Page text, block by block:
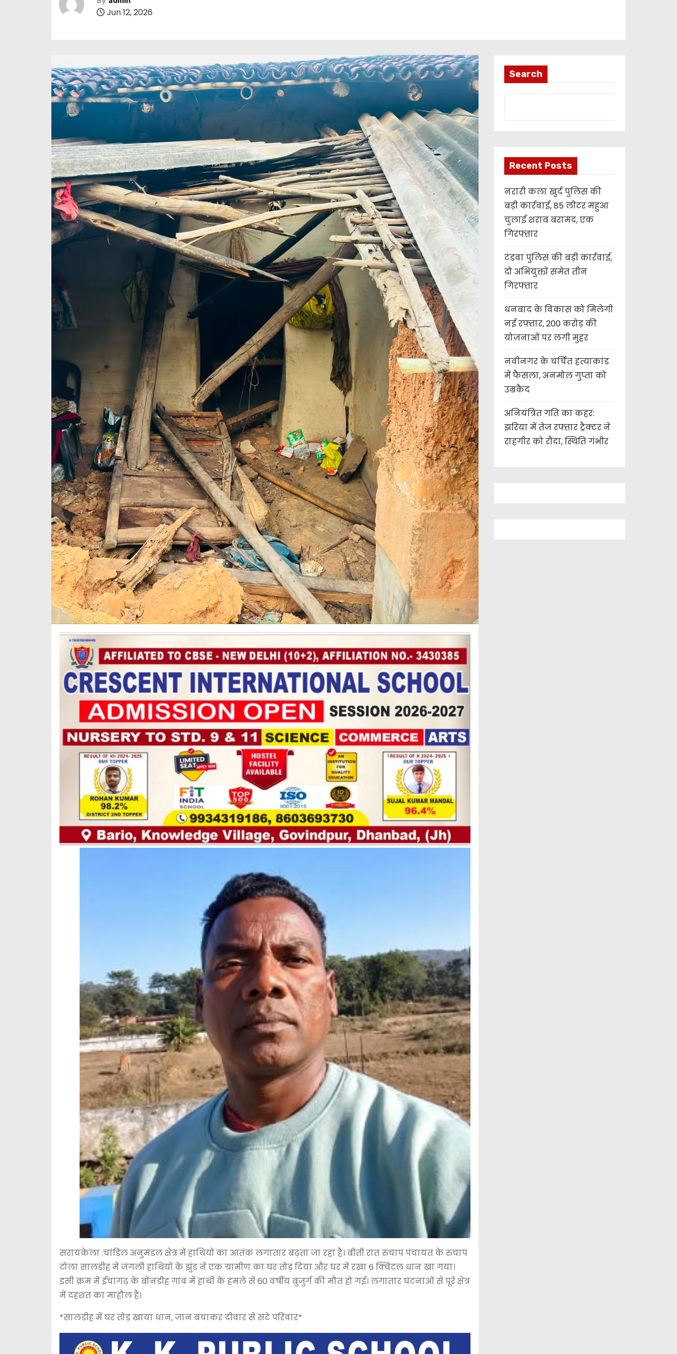
Jun 12, 2026
सरायकेला :चांडिल अनुमंडल क्षेत्र में हाथियों का आतंक लगातार बढ़ता जा रहा है। बीती रात रुचाप पंचायत के रुचाप
टोला सालडीह में जंगली हाथियों के झुंड ने एक ग्रामीण का घर तोड़ दिया और घर में रखा 6 क्विंटल धान खा गया।
इसी क्रम में ईचागढ़ के बोनडीह गांव में हाथी के हमले से 60 वर्षीय बुजुर्ग की मौत हो गई। लगातार घटनाओं से पूरे क्षेत्र
में दहशत का माहौल है।
*सालडीह में घर तोड़ खाया धान, जान बचाकर दीवार से सटे परिवार*
Search
Recent Posts
नरारी कला खुर्द पुलिस की
बड़ी कार्रवाई, 85 लीटर महुआ
चुलाई शराब बरामद, एक
गिरफ्तार
टंडवा पुलिस की बड़ी कार्रवाई,
दो अभियुक्तों समेत तीन
गिरफ्तार
धनबाद के विकास को मिलेगी
नई रफ्तार, 200 करोड़ की
योजनाओं पर लगी मुहर
नवीनगर के चर्चित हत्याकांड
में फैसला, अनमोल गुप्ता को
उम्रकैद
अनियंत्रित गति का कहर:
झरिया में तेज रफ्तार ट्रैक्टर ने
राहगीर को रौंदा, स्थिति गंभीर